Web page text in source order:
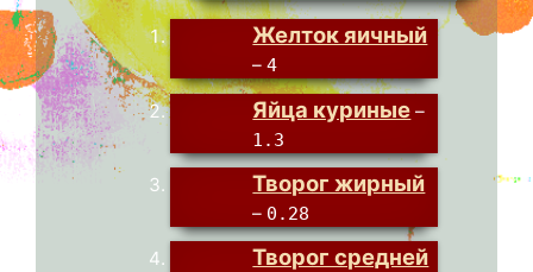
Желток яичный
–4
Яйца куриные –
1.3
Творог жирный
– 0.28
Творог средней